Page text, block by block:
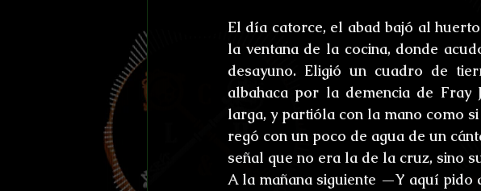
El día catorce, el abad bajó al
la ventana de la cocina, donde
desayuno. Eligió un cuadro de
albahaca por la demencia de
larga, y partióla con la mano como
regó con un poco de agua de un
señal que no era la de la cruz, sino
A la mañana siguiente —Y aquí pido